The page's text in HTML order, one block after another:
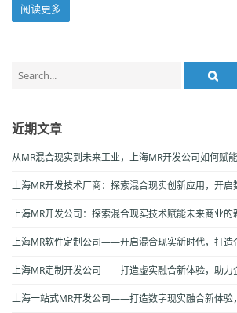
阅读更多
for:
近期文章
从MR混合现实到未来工业，上海MR开发公司如何赋
上海MR开发技术厂商：探索混合现实创新应用，开
上海MR开发公司：探索混合现实技术赋能未来商业的
上海MR软件定制公司——开启混合现实新时代，打造
上海MR定制开发公司——打造虚实融合新体验，助力
上海一站式MR开发公司——打造数字现实融合新体验